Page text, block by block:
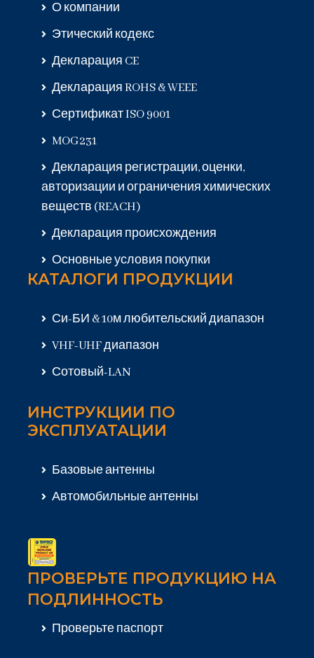
О компании
Этический кодекс
Декларация CE
Декларация ROHS & WEEE
Сертификат ISO 9001
MOG231
Декларация регистрации, оценки,
авторизации и ограничения химических
веществ (REACH)
Декларация происхождения
Основные условия покупки
КАТАЛОГИ ПРОДУКЦИИ
Си-БИ & 10м любительский диапазон
VHF-UHF диапазон
Сотовый-LAN
ИНСТРУКЦИИ ПО
ЭКСПЛУАТАЦИИ
Базовые антенны
Автомобильные антенны
ПРОВЕРЬТЕ ПРОДУКЦИЮ НА
ПОДЛИННОСТЬ
Проверьте паспорт